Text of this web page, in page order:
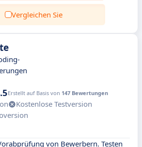
Vergleichen Sie
Erstellt auf Basis von 147 Bewertungen
Kostenlose Testversion
von Bewerbern. Testen